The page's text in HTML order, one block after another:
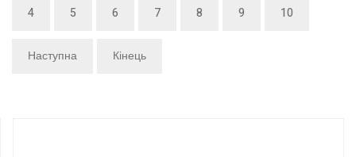
4 5 6 7 8 9 10
Наступна Кінець